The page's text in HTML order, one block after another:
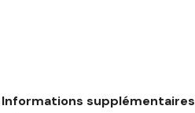
Informations supplémentaires